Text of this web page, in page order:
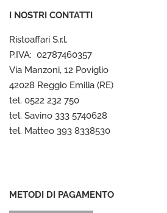
I NOSTRI CONTATTI
Ristoaffari S.r.l.
P.IVA: 02787460357
Via Manzoni, 12 Poviglio
42028 Reggio Emilia (RE)
tel. 0522 232 750
tel. Savino 333 5740628
tel. Matteo 393 8338530
METODI DI PAGAMENTO